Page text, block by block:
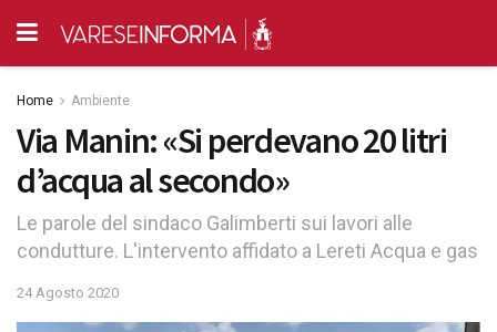
Home Ambiente
Via Manin: «Si perdevano 20 litri
d’acqua al secondo»
Le parole del sindaco Galimberti sui lavori alle
condutture. L'intervento affidato a Lereti Acqua e gas
24 Agosto 2020